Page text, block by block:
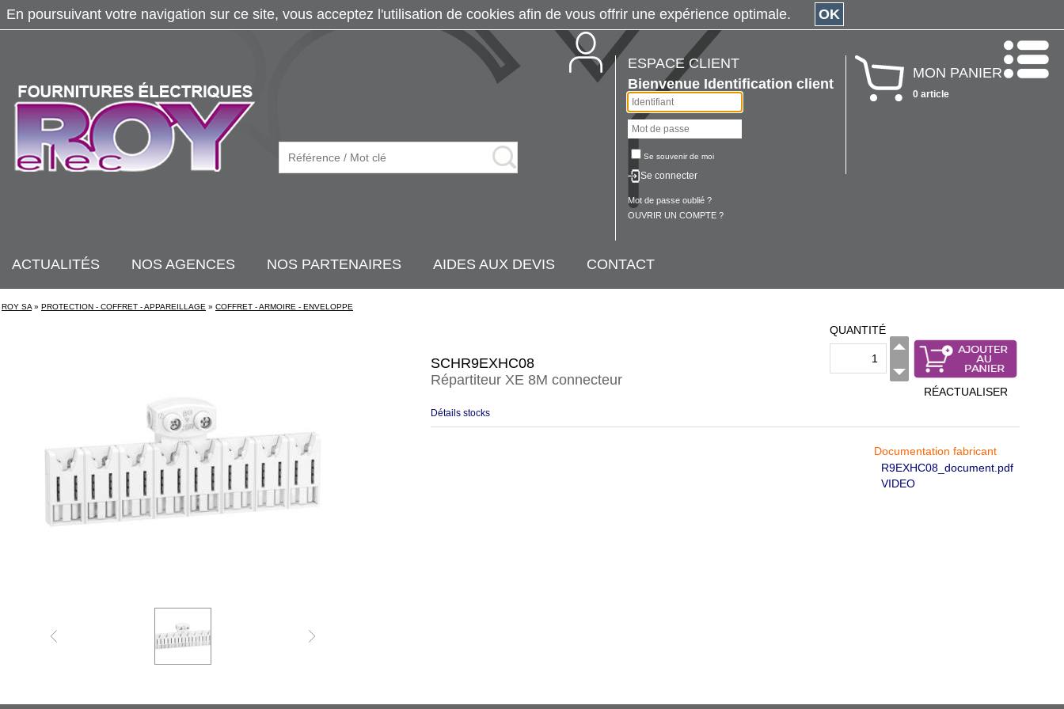
ESPACE CLIENT
Bienvenue Identification client
Se souvenir de moi
Se connecter
Mot de passe oublié ?
OUVRIR UN COMPTE ?
MON PANIER
0 article
ACTUALITÉS NOS AGENCES NOS PARTENAIRES AIDES AUX DEVIS CONTACT
ROY SA » PROTECTION - COFFRET - APPAREILLAGE » COFFRET - ARMOIRE - ENVELOPPE
SCHR9EXHC08
Répartiteur XE 8M connecteur
QUANTITÉ
RÉACTUALISER
Détails stocks
Documentation fabricant
R9EXHC08_document.pdf
VIDEO
En poursuivant votre navigation sur ce site, vous acceptez l'utilisation de cookies afin de vous offrir une expérience optimale. OK